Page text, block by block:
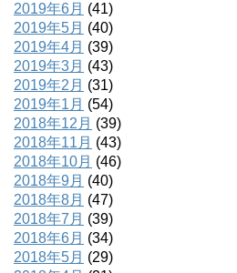
2019年6月 (41)
2019年5月 (40)
2019年4月 (39)
2019年3月 (43)
2019年2月 (31)
2019年1月 (54)
2018年12月 (39)
2018年11月 (43)
2018年10月 (46)
2018年9月 (40)
2018年8月 (47)
2018年7月 (39)
2018年6月 (34)
2018年5月 (29)